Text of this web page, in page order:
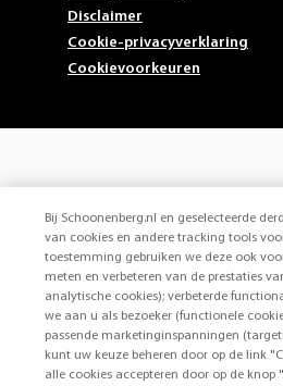
Disclaimer
Cookie-privacyverklaring
Cookievoorkeuren
Bij Schoonenberg.nl en geselecteerde
van cookies en andere tracking tools
toestemming gebruiken we deze ook
meten en verbeteren van de prestaties
analytische cookies); verbeterde
we aan u als bezoeker (functionele
passende marketinginspanningen
kunt uw keuze beheren door op de link
alle cookies accepteren door op de knop